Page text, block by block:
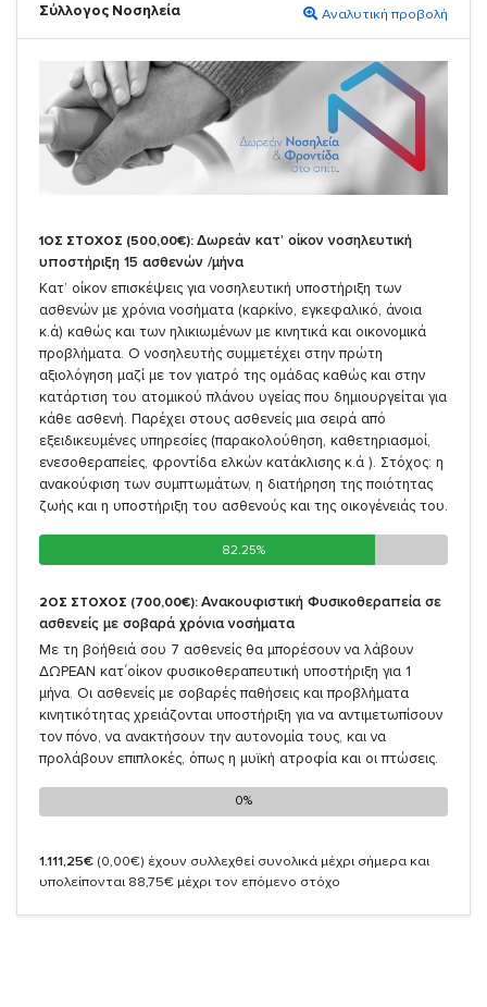
Σύλλογος Νοσηλεία Αναλυτική προβολή
1ΟΣ ΣΤΟΧΟΣ (500,00€): Δωρεάν κατ’ οίκον νοσηλευτική
υποστήριξη 15 ασθενών /μήνα
Κατ’ οίκον επισκέψεις για νοσηλευτική υποστήριξη των
ασθενών με χρόνια νοσήματα (καρκίνο, εγκεφαλικό, άνοια
κ.ά) καθώς και των ηλικιωμένων με κινητικά και οικονομικά
προβλήματα. Ο νοσηλευτής συμμετέχει στην πρώτη
αξιολόγηση μαζί με τον γιατρό της ομάδας καθώς και στην
κατάρτιση του ατομικού πλάνου υγείας που δημιουργείται για
κάθε ασθενή. Παρέχει στους ασθενείς μια σειρά από
εξειδικευμένες υπηρεσίες (παρακολούθηση, καθετηριασμοί,
ενεσοθεραπείες, φροντίδα ελκών κατάκλισης κ.ά ). Στόχος: η
ανακούφιση των συμπτωμάτων, η διατήρηση της ποιότητας
ζωής και η υποστήριξη του ασθενούς και της οικογένειάς του.
82.25%
82.25%
2ΟΣ ΣΤΟΧΟΣ (700,00€): Ανακουφιστική Φυσικοθεραπεία σε
ασθενείς με σοβαρά χρόνια νοσήματα
Με τη βοήθειά σου 7 ασθενείς θα μπορέσουν να λάβουν
ΔΩΡΕΑΝ κατ΄οίκον φυσικοθεραπευτική υποστήριξη για 1
μήνα. Οι ασθενείς με σοβαρές παθήσεις και προβλήματα
κινητικότητας χρειάζονται υποστήριξη για να αντιμετωπίσουν
τον πόνο, να ανακτήσουν την αυτονομία τους, και να
προλάβουν επιπλοκές, όπως η μυϊκή ατροφία και οι πτώσεις.
0%
0%
1.111,25€ (0,00€) έχουν συλλεχθεί συνολικά μέχρι σήμερα και
υπολείπονται 88,75€ μέχρι τον επόμενο στόχο